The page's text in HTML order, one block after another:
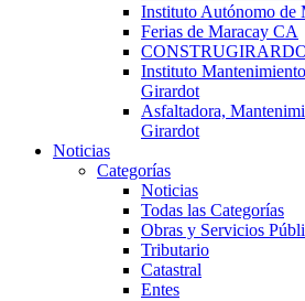
Instituto Autónomo de
Ferias de Maracay CA
Instituto
Girardot
Asfaltadora,
Girardot
Noticias
Categorías
Noticias
Todas las Categorías
Obras y Servicios
Tributario
Catastral
Entes